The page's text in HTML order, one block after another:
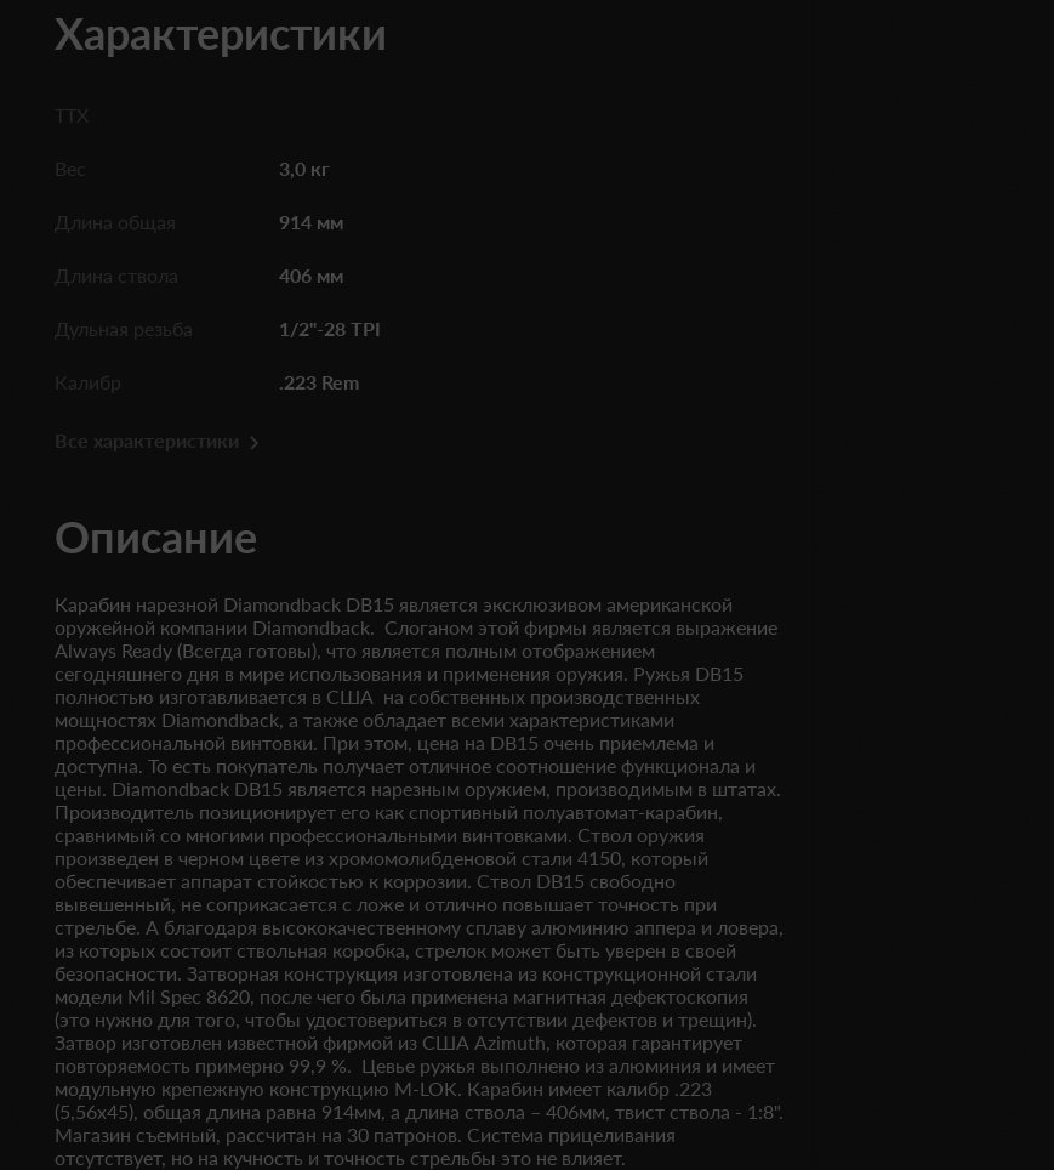
Характеристики
ТТХ
Вес 3,0 кг
Длина общая 914 мм
Длина ствола 406 мм
Дульная резьба 1/2"-28 TPI
Калибр .223 Rem
Все характеристики
Описание
Карабин нарезной Diamondback DB15 является эксклюзивом американской
оружейной компании Diamondback. Слоганом этой фирмы является выражение
Always Ready (Всегда готовы), что является полным отображением
сегодняшнего дня в мире использования и применения оружия. Ружья DB15
полностью изготавливается в США на собственных производственных
мощностях Diamondback, а также обладает всеми характеристиками
профессиональной винтовки. При этом, цена на DB15 очень приемлема и
доступна. То есть покупатель получает отличное соотношение функционала и
цены. Diamondback DB15 является нарезным оружием, производимым в штатах.
Производитель позиционирует его как спортивный полуавтомат-карабин,
сравнимый со многими профессиональными винтовками. Ствол оружия
произведен в черном цвете из хромомолибденовой стали 4150, который
обеспечивает аппарат стойкостью к коррозии. Ствол DB15 свободно
вывешенный, не соприкасается с ложе и отлично повышает точность при
стрельбе. А благодаря высококачественному сплаву алюминию аппера и ловера,
из которых состоит ствольная коробка, стрелок может быть уверен в своей
безопасности. Затворная конструкция изготовлена из конструкционной стали
модели Mil Spec 8620, после чего была применена магнитная дефектоскопия
(это нужно для того, чтобы удостовериться в отсутствии дефектов и трещин).
Затвор изготовлен известной фирмой из США Azimuth, которая гарантирует
повторяемость примерно 99,9 %. Цевье ружья выполнено из алюминия и имеет
модульную крепежную конструкцию M-LOK. Карабин имеет калибр .223
(5,56x45), общая длина равна 914мм, а длина ствола – 406мм, твист ствола - 1:8".
Магазин съемный, рассчитан на 30 патронов. Система прицеливания
отсутствует, но на кучность и точность стрельбы это не влияет.